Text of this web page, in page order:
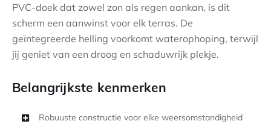
PVC-doek dat zowel zon als regen aankan, is dit
scherm een aanwinst voor elk terras. De
geïntegreerde helling voorkomt waterophoping, terwijl
jij geniet van een droog en schaduwrijk plekje.
Belangrijkste kenmerken
Robuuste constructie voor elke weersomstandigheid